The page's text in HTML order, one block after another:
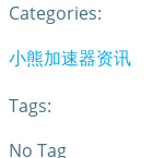
Categories:
小熊加速器资讯
Tags:
No Tag